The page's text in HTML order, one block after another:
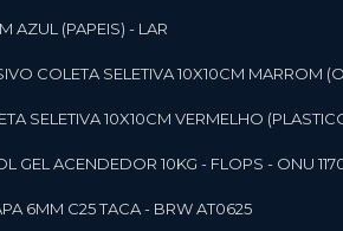
AZUL (PAPEIS) - LAR
COLETA SELETIVA 10X10CM MARROM
SELETIVA 10X10CM VERMELHO
GEL ACENDEDOR 10KG - FLOPS - ONU
6MM C25 TACA - BRW AT0625